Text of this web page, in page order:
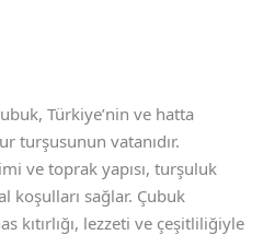
Türkiye’nin ve hatta
turşusunun vatanıdır.
ve toprak yapısı, turşuluk
koşulları sağlar. Çubuk
kıtırlığı, lezzeti ve çeşitliliğiyle